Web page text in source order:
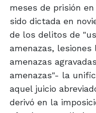
meses de prisión
sido dictada en
de los delitos de
amenazas, lesiones
amenazas
amenazas"- la
aquel juicio
derivó en la